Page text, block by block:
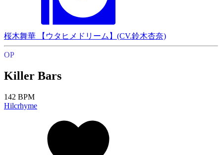
桜木舞華 【ウタヒメドリーム】(CV.鈴木杏奈)
OP
Killer Bars
142 BPM
Hilcrhyme